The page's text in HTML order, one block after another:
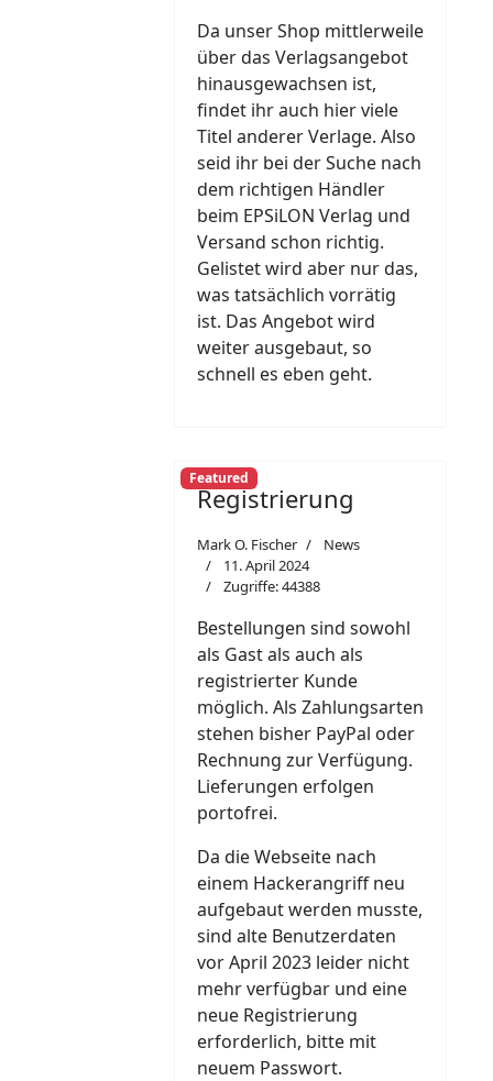
Da unser Shop mittlerweile
über das Verlagsangebot
hinausgewachsen ist,
findet ihr auch hier viele
Titel anderer Verlage. Also
seid ihr bei der Suche nach
dem richtigen Händler
beim EPSiLON Verlag und
Versand schon richtig.
Gelistet wird aber nur das,
was tatsächlich vorrätig
ist. Das Angebot wird
weiter ausgebaut, so
schnell es eben geht.
Featured
Registrierung
Mark O. Fischer
News
11. April 2024
Zugriffe: 44388
Bestellungen sind sowohl
als Gast als auch als
registrierter Kunde
möglich. Als Zahlungsarten
stehen bisher PayPal oder
Rechnung zur Verfügung.
Lieferungen erfolgen
portofrei.
Da die Webseite nach
einem Hackerangriff neu
aufgebaut werden musste,
sind alte Benutzerdaten
vor April 2023 leider nicht
mehr verfügbar und eine
neue Registrierung
erforderlich, bitte mit
neuem Passwort.